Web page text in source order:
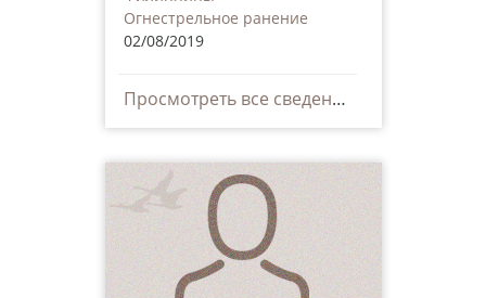
Огнестрельное ранение
02/08/2019
Просмотреть все сведения